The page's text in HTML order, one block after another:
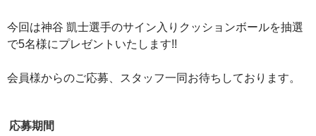
今回は神谷 凱士選手のサイン入りクッションボールを抽選
で5名様にプレゼントいたします!!
会員様からのご応募、スタッフ一同お待ちしております。
応募期間